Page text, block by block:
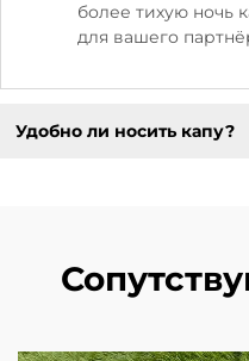
более тихую ночь
для вашего
Удобно ли носить капу?